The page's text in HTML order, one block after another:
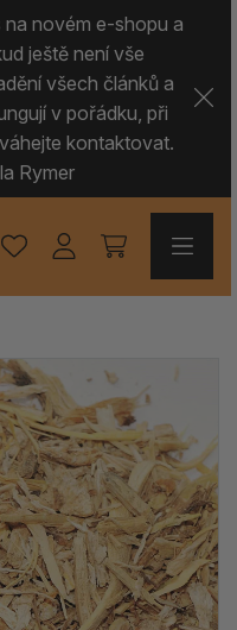
na novém e-shopu a
ještě není vše
všech článků a
v pořádku, při
kontaktovat.
Rymer